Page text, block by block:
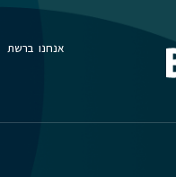
אנחנו ברשת